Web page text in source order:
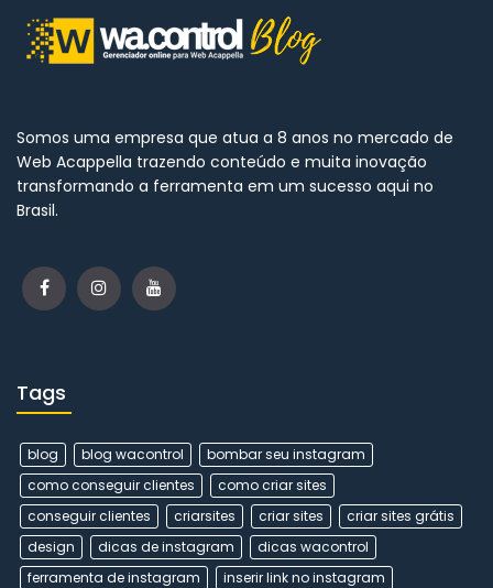
Somos uma empresa que atua a 8 anos no mercado de
Web Acappella trazendo conteúdo e muita inovação
transformando a ferramenta em um sucesso aqui no
Brasil.
Tags
blog blog wacontrol
bombar seu instagram
como conseguir clientes
como criar sites
conseguir clientes
criarsites criar sites
criar sites grátis
design
dicas de instagram
dicas wacontrol
ferramenta de instagram
inserir link no instagram